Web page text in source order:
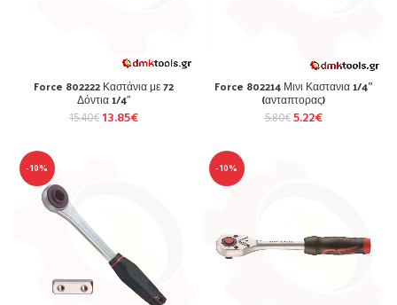
Force 802222 Καστάνια με 72
Δόντια 1/4″
15.40€ 13.85€
Force 802214 Μινι Καστανια 1/4”
(ανταπτορας)
5.80€5.22€
-10% -10%